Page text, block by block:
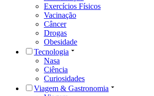
Exercícios Físicos
Vacinação
Câncer
Drogas
Obesidade
Tecnologia
Nasa
Ciência
Curiosidades
Viagem & Gastronomia